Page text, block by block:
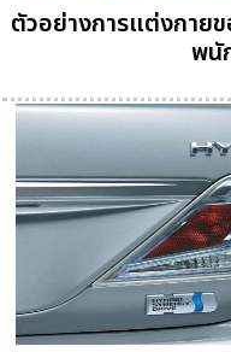
ตัวอย่างการแต่งกายข
พนั